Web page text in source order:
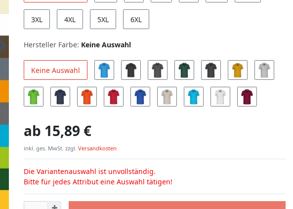
3XL 4XL 5XL 6XL
Hersteller Farbe: Keine Auswahl
Keine Auswahl
ab 15,89 €
inkl. ges. MwSt. zzgl. Versandkosten
Die Variantenauswahl ist unvollständig.
Bitte für jedes Attribut eine Auswahl tätigen!